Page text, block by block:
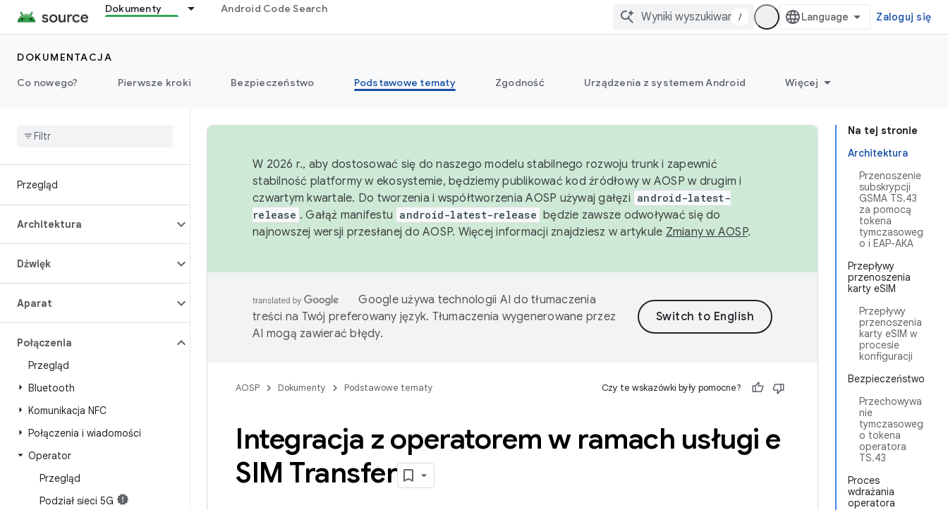
Dokumenty Android Code Search
/ Zaloguj się
DOKUMENTACJA
Co nowego?
Pierwsze kroki Bezpieczeństwo Podstawowe tematy Zgodność Urządzenia z systemem Android Więcej
Przegląd
Architektura
Dźwięk
Aparat
Połączenia
Przegląd
Bluetooth
Komunikacja NFC
Połączenia i wiadomości
Operator
Przegląd
Podział sieci 5G
Na tej stronie
Architektura
Przenoszenie
subskrypcji
GSMA TS.43
za pomocą
tokena
tymczasoweg
o i EAP-AKA
Przepływy
przenoszenia
karty eSIM
Przepływy
przenoszenia
karty eSIM w
procesie
konfiguracji
Bezpieczeństwo
Przechowywa
nie
tymczasoweg
o tokena
operatora
TS.43
Proces
wdrażania
operatora
W 2026 r., aby dostosować się do naszego modelu stabilnego rozwoju trunk i zapewnić
stabilność platformy w ekosystemie, będziemy publikować kod źródłowy w AOSP w drugim i
czwartym kwartale. Do tworzenia i współtworzenia AOSP używaj gałęzi android-latest-
release . Gałąź manifestu android-latest-release będzie zawsze odwoływać się do
najnowszej wersji przesłanej do AOSP. Więcej informacji znajdziesz w artykule Zmiany w AOSP.
Google używa technologii AI do tłumaczenia
treści na Twój preferowany język. Tłumaczenia wygenerowane przez
AI mogą zawierać błędy.
AOSP Dokumenty Podstawowe tematy Czy te wskazówki były pomocne?
Integracja z operatorem w ramach usługi e
SIM Transfer